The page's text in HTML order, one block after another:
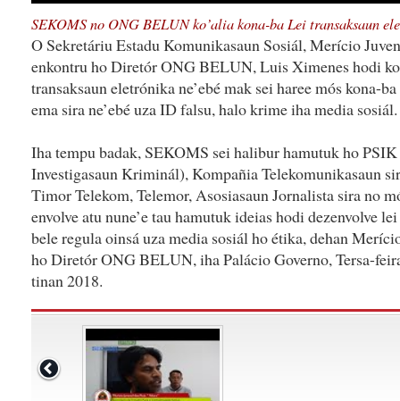
SEKOMS no ONG BELUN ko’alia kona-ba Lei transaksaun
O Sekretáriu Estadu Komunikasaun Sosiál, Merício
enkontru ho Diretór ONG BELUN, Luis Ximenes hodi
transaksaun eletrónika ne’ebé mak sei haree mós kona-
ema sira ne’ebé uza ID falsu, halo krime iha media sosiál.
Iha tempu badak, SEKOMS sei halibur hamutuk ho
Investigasaun Kriminál), Kompañia Telekomunikasaun
Timor Telekom, Telemor, Asosiasaun Jornalista sira no
envolve atu nune’e tau hamutuk ideias hodi dezenvolve
bele regula oinsá uza media sosiál ho étika, dehan
ho Diretór ONG BELUN, iha Palácio Governo, Tersa-
tinan 2018.